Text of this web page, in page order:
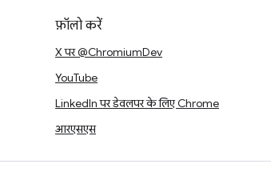
फ़ॉलो करें
X पर @ChromiumDev
YouTube
LinkedIn पर डेवलपर के लिए Chrome
आरएसएस